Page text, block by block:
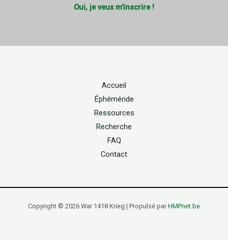
Oui, je veux m'inscrire !
Accueil
Éphéméride
Ressources
Recherche
FAQ
Contact
Copyright © 2026 War 1418 Krieg | Propulsé par HMPnet.be